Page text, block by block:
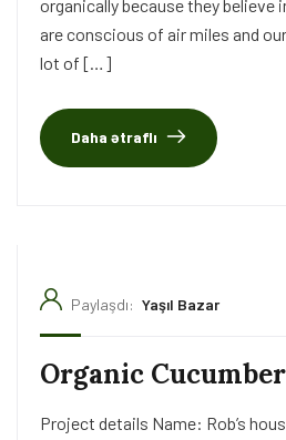
organically because they believe
are conscious of air miles and
lot of […]
Daha ətraflı
Paylaşdı: Yaşıl Bazar
Organic
Project details Name: Rob’s